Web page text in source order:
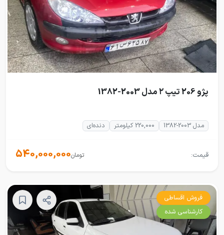
پژو 206 تیپ ۲ مدل 2003-1382
مدل 2003-1382 220,000 کیلومتر دنده‌ای
قیمت: 540,000,000تومان
فروش اقساطی
کارشناسی شده